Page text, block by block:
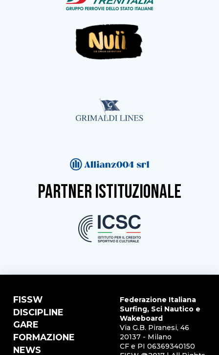
partner istituzionale
FISSW
DISCIPLINE
GARE
FORMAZIONE
NEWS
Federazione Italiana
Surfing, Sci Nautico e
Wakeboard
Via G.B. Piranesi, 46
20137 - Milano
CF e PI 06369340150